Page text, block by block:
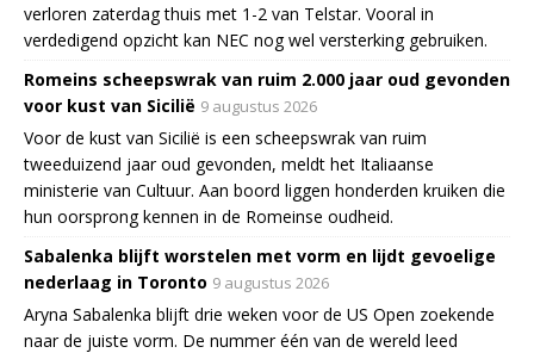
verloren zaterdag thuis met 1-2 van Telstar. Vooral in
verdedigend opzicht kan NEC nog wel versterking gebruiken.
Romeins scheepswrak van ruim 2.000 jaar oud gevonden
voor kust van Sicilië 9 augustus 2026
Voor de kust van Sicilië is een scheepswrak van ruim
tweeduizend jaar oud gevonden, meldt het Italiaanse
ministerie van Cultuur. Aan boord liggen honderden kruiken die
hun oorsprong kennen in de Romeinse oudheid.
Sabalenka blijft worstelen met vorm en lijdt gevoelige
nederlaag in Toronto 9 augustus 2026
Aryna Sabalenka blijft drie weken voor de US Open zoekende
naar de juiste vorm. De nummer één van de wereld leed